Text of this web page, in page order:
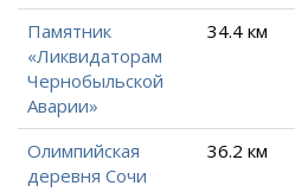
Памятник
«Ликвидаторам
Чернобыльской
Аварии»
34.4 км
Олимпийская
деревня Сочи
36.2 км